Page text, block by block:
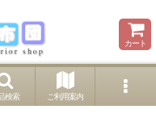
カート
検索 ご利用案内